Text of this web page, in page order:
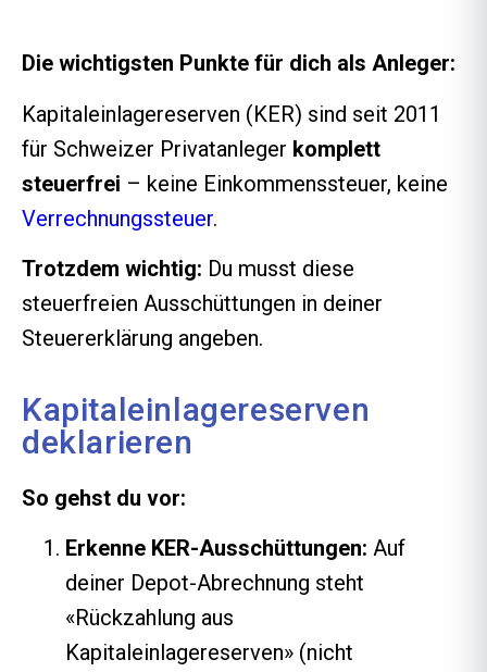
Die wichtigsten Punkte für dich als Anleger:
Kapitaleinlagereserven (KER) sind seit 2011
für Schweizer Privatanleger komplett
steuerfrei – keine Einkommenssteuer, keine
Verrechnungssteuer.
Trotzdem wichtig: Du musst diese
steuerfreien Ausschüttungen in deiner
Steuererklärung angeben.
Kapitaleinlagereserven
deklarieren
So gehst du vor:
Erkenne KER-Ausschüttungen: Auf
deiner Depot-Abrechnung steht
«Rückzahlung aus
Kapitaleinlagereserven» (nicht